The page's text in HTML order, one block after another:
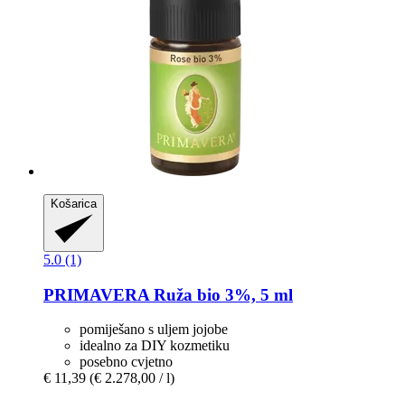
Košarica
5.0 (1)
PRIMAVERA Ruža bio 3%, 5 ml
pomiješano s uljem jojobe
idealno za DIY kozmetiku
posebno cvjetno
€ 11,39 (€ 2.278,00 / l)